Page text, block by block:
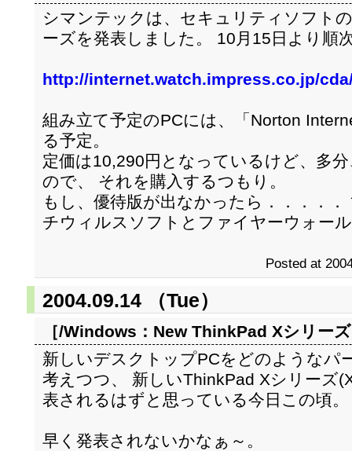
シマンテックは、セキュリティソフト
ーズを発表しました。 10月15日より順
http://internet.watch.impress.co.jp/
組み立て予定のPCには、「Norton
る予定。
定価は10,290円となっているけど、多
ので、 それを購入するつもり。
もし、優待版が出なかったら．．．．
チウィルスソフトとファイヤーウォー
Posted at
2004.09.14 （Tue）
［/Windows： New ThinkPad Xシリー
新しいデスクトップPCをどのようなパ
考えつつ、 新しいThinkPad Xシリー
表されるはずと思っている今日この頃。
早く発表されないかなぁ～。